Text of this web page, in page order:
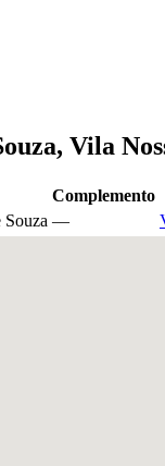
Vila
Complemento
Souza —